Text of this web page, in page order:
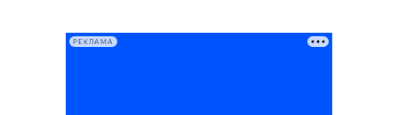
РЕКЛАМА